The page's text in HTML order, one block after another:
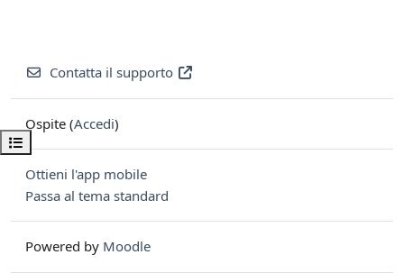
Apri indice del corso
Contatta il supporto
Ospite (Accedi)
Ottieni l'app mobile
Passa al tema standard
Powered by Moodle